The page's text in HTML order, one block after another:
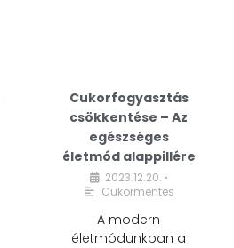
Cukorfogyasztás
csökkentése – Az
egészséges
életmód alappillére
2023.12.20. •
Cukormentes
A modern
életmódunkban a